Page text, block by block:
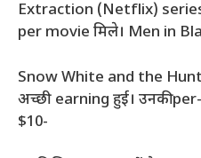
Extraction (Netflix) series
per movie मिले। Men in
Snow White and the
अच्छी earning हुई। उनकी
$10-